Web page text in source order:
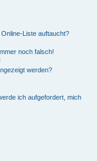
Liste auftaucht?
noch falsch!
werden?
ich aufgefordert, mich